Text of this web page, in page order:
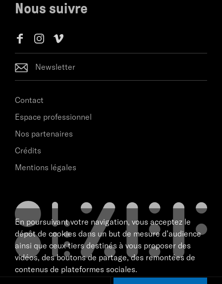
Nous suivre
Newsletter
Contact
Espace professionnel
Nos partenaires
Crédits
Mentions légales
scène nationale de Marseille
En poursuivant votre navigation, vous acceptez le
dépôt de cookies dans un but de mesure d’audience
ainsi que ceux tiers destinés à vous proposer des
vidéos, des boutons de partage, des remontées de
contenus de plateformes sociales.